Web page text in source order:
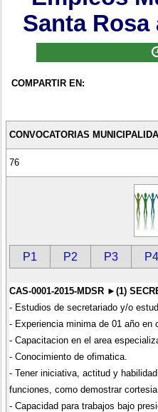
Santa Rosa
COMPARTIR EN:
CONVOCATORIAS
76
P1 P2 P3 P4
CAS-0001-2015-MDSR ►(1)
- Estudios de secretariado y/o
- Experiencia minima de 01 año en
- Capacitacion en el area
- Conocimiento de ofimatica.
- Tener iniciativa, actitud y
funciones, como demostrar cortesia
- Capacidad para trabajos bajo